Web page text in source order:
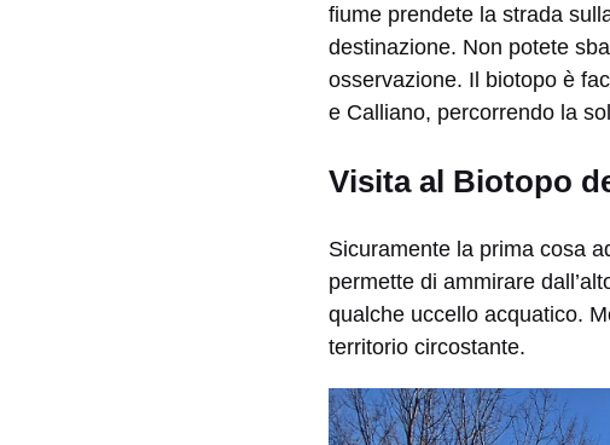
fiume prendete la strada
destinazione. Non potete
osservazione. Il biotopo è
e Calliano, percorrendo la
Visita al Biotopo
Sicuramente la prima cosa
permette di ammirare
qualche uccello acquatico.
territorio circostante.